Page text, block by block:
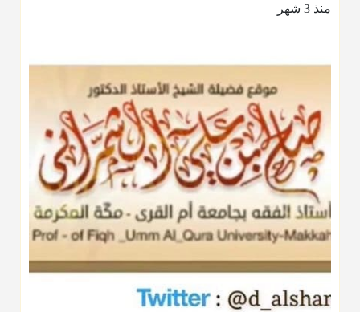
منذ 3 شهر